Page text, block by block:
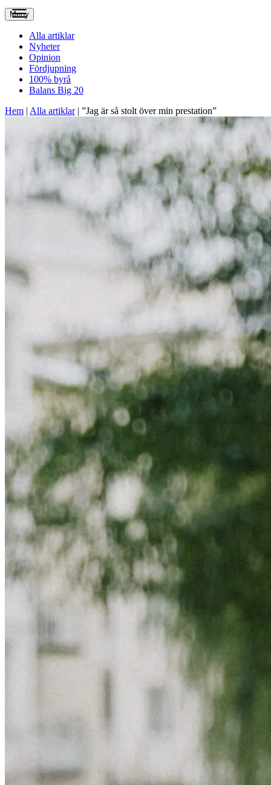
Meny
Alla artiklar
Nyheter
Opinion
Fördjupning
100% byrå
Balans Big 20
Hem | Alla artiklar| ”Jag är så stolt över min prestation”